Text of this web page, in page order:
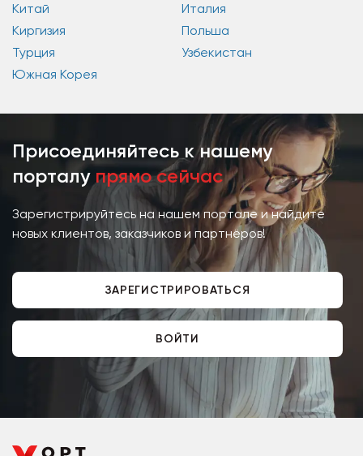
Китай
Италия
Киргизия
Польша
Турция
Узбекистан
Южная Корея
Присоединяйтесь к нашему
порталу прямо сейчас
Зарегистрируйтесь на нашем портале и найдите
новых клиентов, заказчиков и партнёров!
ЗАРЕГИСТРИРОВАТЬСЯ
ВОЙТИ